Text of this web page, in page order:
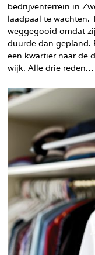
bedrijventerrein in
laadpaal te wachten.
weggegooid omdat
duurde dan gepland.
een kwartier naar de
wijk. Alle drie reden…